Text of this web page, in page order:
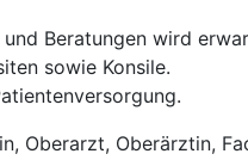
Beratungen wird
sowie Konsile.
Oberarzt, Oberärztin,